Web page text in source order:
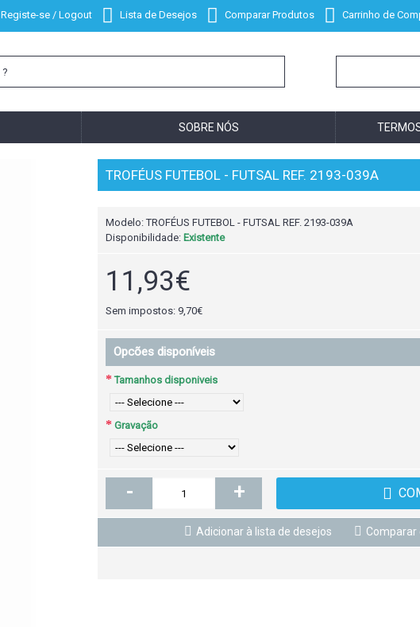
Registe-se / Logout Lista de Desejos Comparar Produtos Carrinho de
SOBRE NÓS
TROFÉUS FUTEBOL - FUTSAL REF. 2193-039A
Modelo:TROFÉUS FUTEBOL - FUTSAL REF. 2193-039A
Disponibilidade: Existente
11,93€
Sem impostos: 9,70€
Opcões disponíveis
Tamanhos disponiveis
Gravação
- +
Adicionar à lista de desejos Comparar